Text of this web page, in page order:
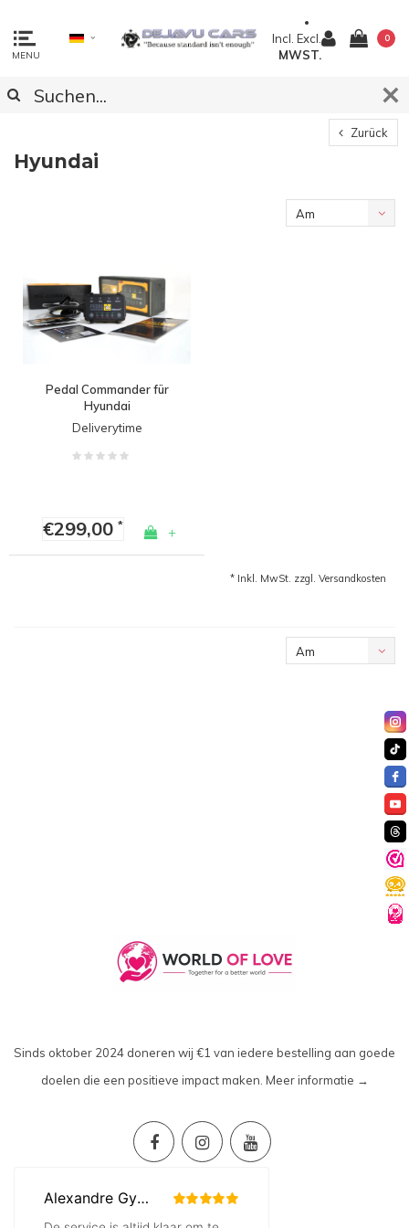
MENU
Incl. Excl.
MWST.
0
Zurück
Hyundai
Am
Pedal Commander für
Hyundai
Deliverytime
€299,00* +
* Inkl. MwSt. zzgl. Versandkosten
Am
Sinds oktober 2024 doneren wij €1 van iedere bestelling aan goede
doelen die een positieve impact maken. Meer informatie →